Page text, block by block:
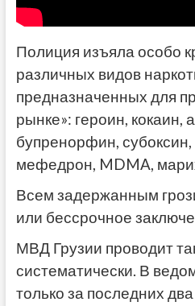
Полиция изъяла особо
различных видов
предназначенных для
рынке»: героин,
бупренорфин,
мефедрон, MDMA,
Всем задержанным
или бессрочное
МВД Грузии проводит
систематически. В
только за последних